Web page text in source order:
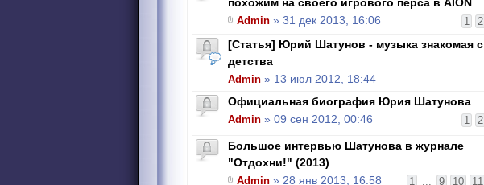
1 2
Admin » 31 дек 2013, 16:06
[Статья] Юрий Шатунов - музыка знакомая с
детства
Admin » 13 июл 2012, 18:44
Официальная биография Юрия Шатунова
1 2
Admin » 09 сен 2012, 00:46
Большое интервью Шатунова в журнале
"Отдохни!" (2013)
1 ... 9 10 11
Admin » 28 янв 2013, 16:58